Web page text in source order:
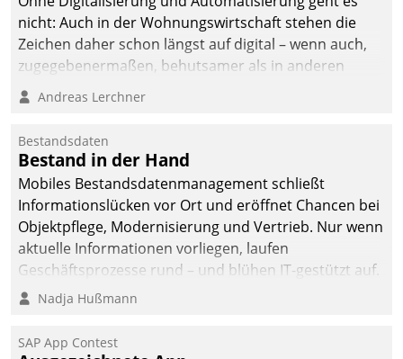
nicht: Auch in der Wohnungswirtschaft stehen die
Zeichen daher schon längst auf digital – wenn auch,
zugegebenermaßen, behutsamer als in anderen
Branchen.
Andreas Lerchner
Bestandsdaten
Bestand in der Hand
Mobiles Bestandsdatenmanagement schließt
Informationslücken vor Ort und eröffnet Chancen bei
Objektpflege, Modernisierung und Vertrieb. Nur wenn
aktuelle Informationen vorliegen, laufen
Geschäftsprozesse rund – und blühen IT-gestützt auf.
Nadja Hußmann
SAP App Contest